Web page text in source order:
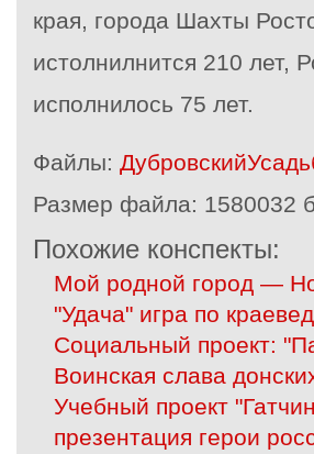
края, города Шахты
истолнилнится 210 лет,
исполнилось 75 лет.
Файлы:
Размер файла: 1580032
Похожие конспекты:
Мой родной город —
"Удача" игра по
Социальный проект:
Воинская слава
Учебный проект
презентация герои